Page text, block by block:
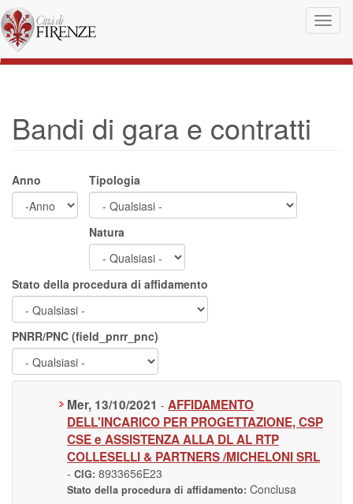
Salta al contenuto principale
Bandi di gara e contratti
Anno Tipologia
Natura
Stato della procedura di affidamento
PNRR/PNC (field_pnrr_pnc)
Mer, 13/10/2021 - AFFIDAMENTO
DELL'INCARICO PER PROGETTAZIONE, CSP
CSE e ASSISTENZA ALLA DL AL RTP
COLLESELLI & PARTNERS /MICHELONI SRL
- CIG: 8933656E23
Stato della procedura di affidamento: Conclusa